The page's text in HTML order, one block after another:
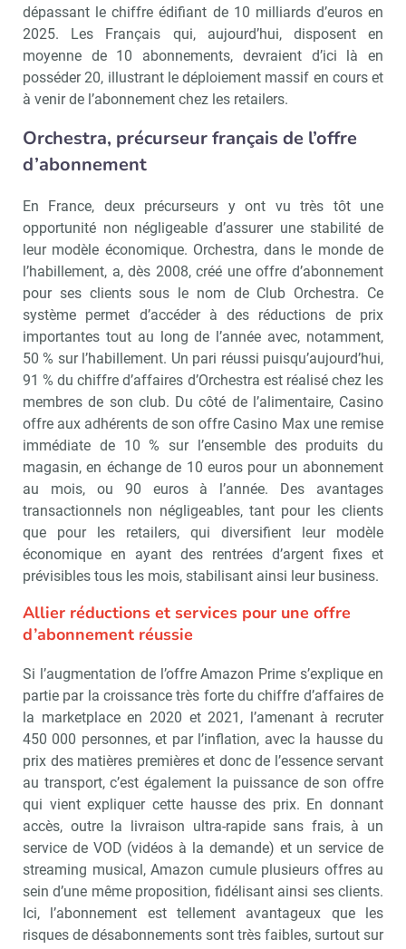
dépassant le chiffre édifiant de 10 milliards d’euros en
2025. Les Français qui, aujourd’hui, disposent en
moyenne de 10 abonnements, devraient d’ici là en
posséder 20, illustrant le déploiement massif en cours et
à venir de l’abonnement chez les retailers.
Orchestra, précurseur français de l’offre
d’abonnement
En France, deux précurseurs y ont vu très tôt une
opportunité non négligeable d’assurer une stabilité de
leur modèle économique. Orchestra, dans le monde de
l’habillement, a, dès 2008, créé une offre d’abonnement
pour ses clients sous le nom de Club Orchestra. Ce
système permet d’accéder à des réductions de prix
importantes tout au long de l’année avec, notamment,
50 % sur l’habillement. Un pari réussi puisqu’aujourd’hui,
91 % du chiffre d’affaires d’Orchestra est réalisé chez les
membres de son club. Du côté de l’alimentaire, Casino
offre aux adhérents de son offre Casino Max une remise
immédiate de 10 % sur l’ensemble des produits du
magasin, en échange de 10 euros pour un abonnement
au mois, ou 90 euros à l’année. Des avantages
transactionnels non négligeables, tant pour les clients
que pour les retailers, qui diversifient leur modèle
économique en ayant des rentrées d’argent fixes et
prévisibles tous les mois, stabilisant ainsi leur business.
Allier réductions et services pour une offre
d’abonnement réussie
Si l’augmentation de l’offre Amazon Prime s’explique en
partie par la croissance très forte du chiffre d’affaires de
la marketplace en 2020 et 2021, l’amenant à recruter
450 000 personnes, et par l’inflation, avec la hausse du
prix des matières premières et donc de l’essence servant
au transport, c’est également la puissance de son offre
qui vient expliquer cette hausse des prix. En donnant
accès, outre la livraison ultra-rapide sans frais, à un
service de VOD (vidéos à la demande) et un service de
streaming musical, Amazon cumule plusieurs offres au
sein d’une même proposition, fidélisant ainsi ses clients.
Ici, l’abonnement est tellement avantageux que les
risques de désabonnements sont très faibles, surtout sur